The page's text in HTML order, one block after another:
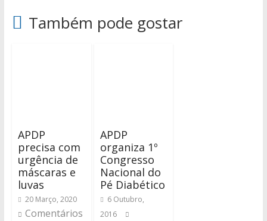
Também pode gostar
APDP
precisa com
urgência de
máscaras e
luvas
20 Março, 2020
Comentários
APDP
organiza 1º
Congresso
Nacional do
Pé Diabético
6 Outubro,
2016